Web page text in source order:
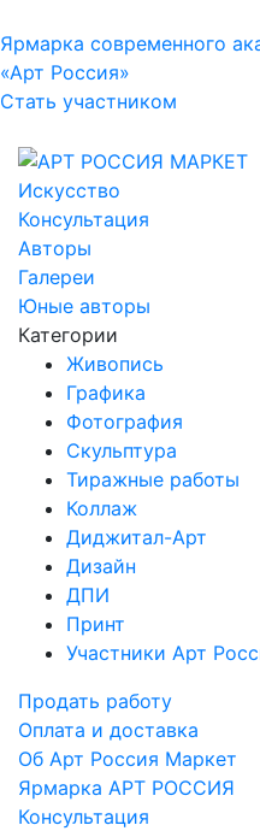
Ярмарка современного
«Арт Россия»
Стать участником
Искусство
Консультация
Авторы
Галереи
Юные авторы
Категории
Живопись
Графика
Фотография
Скульптура
Тиражные работы
Коллаж
Диджитал-Арт
Дизайн
ДПИ
Принт
Участники Арт
Продать работу
Оплата и доставка
Об Арт Россия Маркет
Ярмарка АРТ РОССИЯ
Консультация